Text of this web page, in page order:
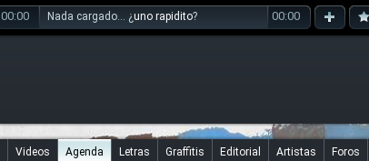
00:00 Nada cargado... ¿uno rapidito? 00:00
Videos Agenda Letras Graffitis Editorial Artistas Foros